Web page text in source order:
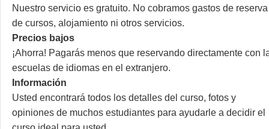
Nuestro servicio es gratuito. No cobramos gastos de reserva
de cursos, alojamiento ni otros servicios.
Precios bajos
¡Ahorra! Pagarás menos que reservando directamente con
escuelas de idiomas en el extranjero.
Información
Usted encontrará todos los detalles del curso, fotos y
opiniones de muchos estudiantes para ayudarle a decidir el